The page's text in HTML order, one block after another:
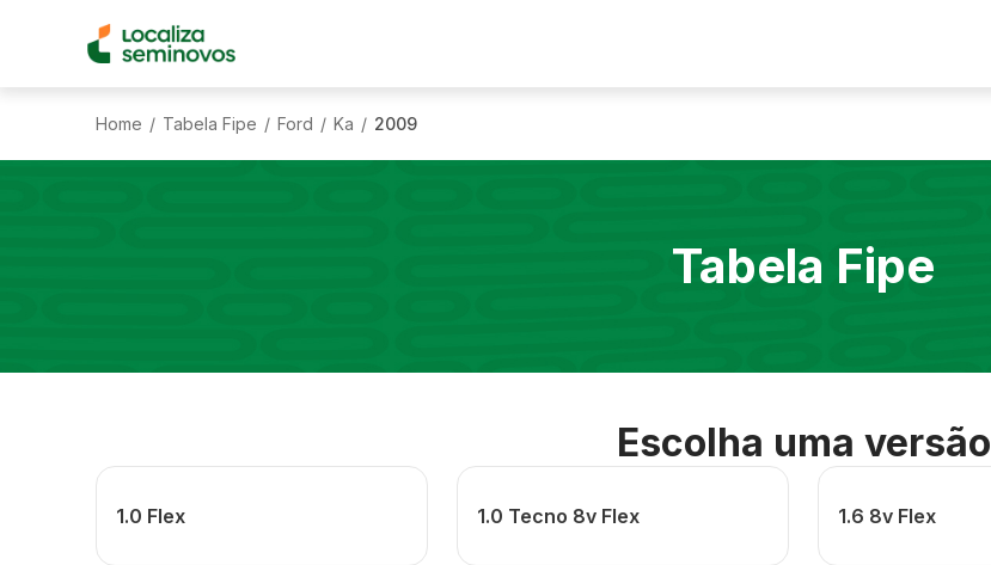
Home / Tabela Fipe / Ford / Ka / 2009
Tabela Fipe
Escolha uma versão
1.0 Flex 1.0 Tecno 8v Flex 1.6 8v Flex